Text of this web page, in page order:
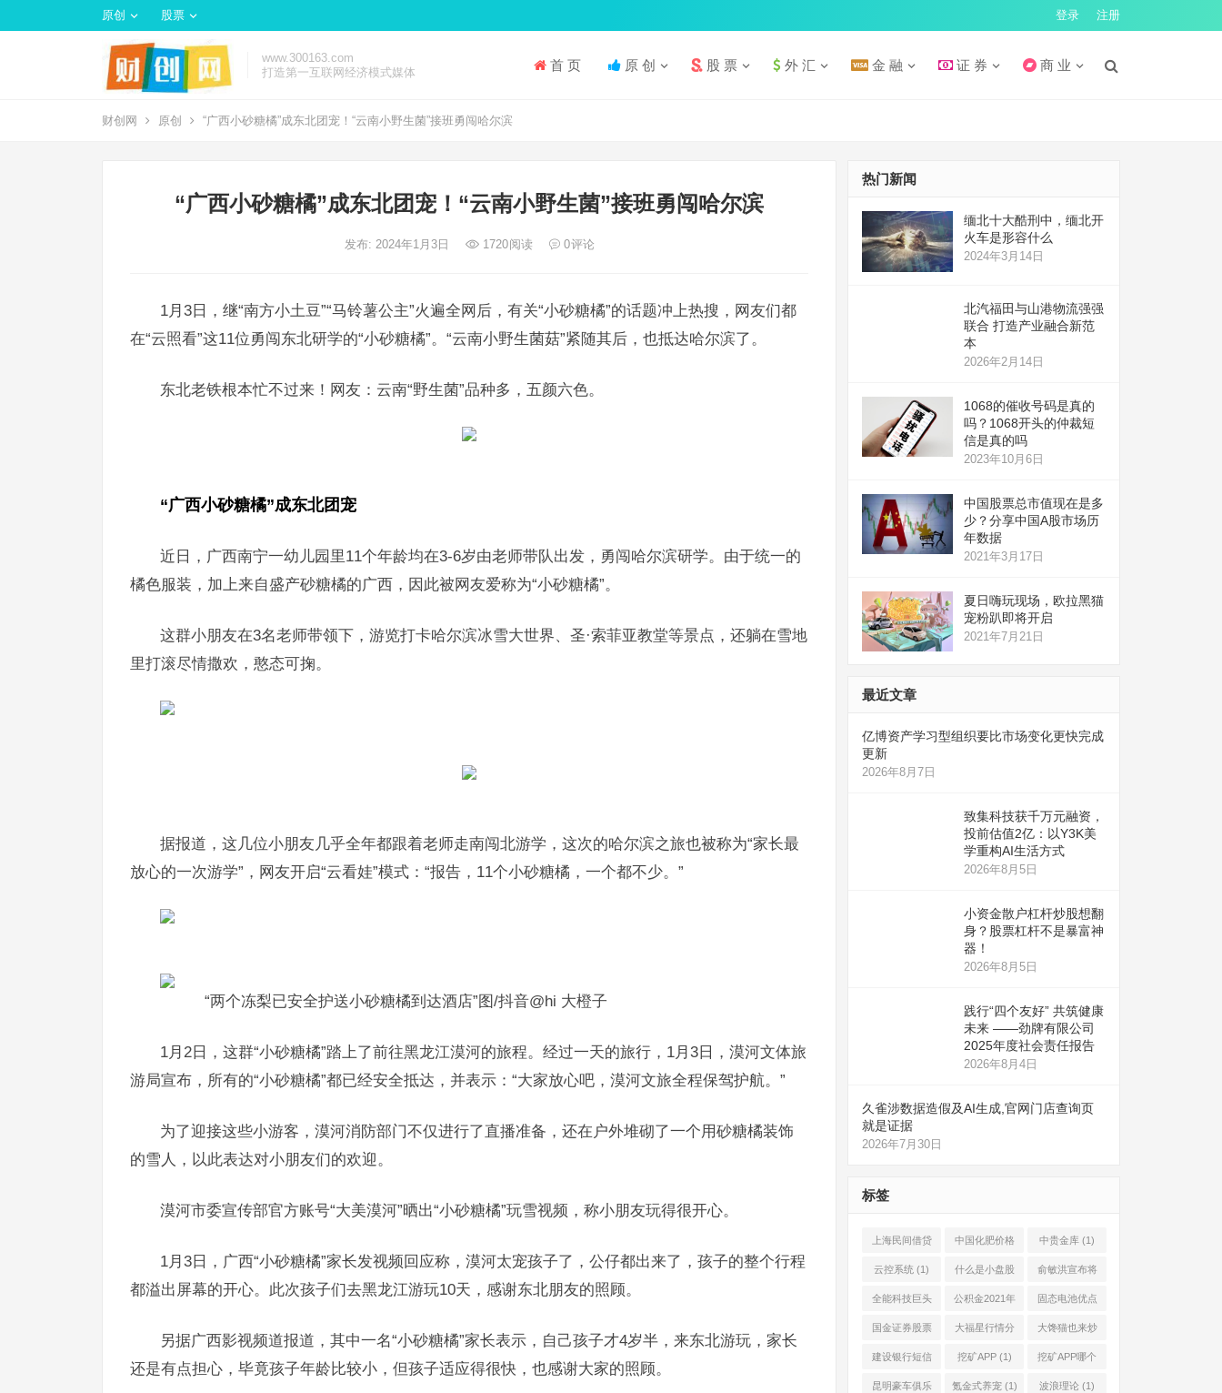
原创 股票 登录 注册
www.300163.com
打造第一互联网经济模式媒体
首 页 原 创 股 票 外 汇 金 融 证 券 商 业
财创网 原创 “广西小砂糖橘”成东北团宠！“云南小野生菌”接班勇闯哈尔滨
“广西小砂糖橘”成东北团宠！“云南小野生菌”接班勇闯哈尔滨
发布: 2024年1月3日 1720阅读 0评论
1月3日，继“南方小土豆”“马铃薯公主”火遍全网后，有关“小砂糖橘”的话题冲上热搜，网友们都
在“云照看”这11位勇闯东北研学的“小砂糖橘”。“云南小野生菌菇”紧随其后，也抵达哈尔滨了。
东北老铁根本忙不过来！网友：云南“野生菌”品种多，五颜六色。
“广西小砂糖橘”成东北团宠
近日，广西南宁一幼儿园里11个年龄均在3-6岁由老师带队出发，勇闯哈尔滨研学。由于统一的
橘色服装，加上来自盛产砂糖橘的广西，因此被网友爱称为“小砂糖橘”。
这群小朋友在3名老师带领下，游览打卡哈尔滨冰雪大世界、圣·索菲亚教堂等景点，还躺在雪地
里打滚尽情撒欢，憨态可掬。
据报道，这几位小朋友几乎全年都跟着老师走南闯北游学，这次的哈尔滨之旅也被称为“家长最
放心的一次游学”，网友开启“云看娃”模式：“报告，11个小砂糖橘，一个都不少。”
“两个冻梨已安全护送小砂糖橘到达酒店”图/抖音@hi 大橙子
1月2日，这群“小砂糖橘”踏上了前往黑龙江漠河的旅程。经过一天的旅行，1月3日，漠河文体旅
游局宣布，所有的“小砂糖橘”都已经安全抵达，并表示：“大家放心吧，漠河文旅全程保驾护航。”
为了迎接这些小游客，漠河消防部门不仅进行了直播准备，还在户外堆砌了一个用砂糖橘装饰
的雪人，以此表达对小朋友们的欢迎。
漠河市委宣传部官方账号“大美漠河”晒出“小砂糖橘”玩雪视频，称小朋友玩得很开心。
1月3日，广西“小砂糖橘”家长发视频回应称，漠河太宠孩子了，公仔都出来了，孩子的整个行程
都溢出屏幕的开心。此次孩子们去黑龙江游玩10天，感谢东北朋友的照顾。
另据广西影视频道报道，其中一名“小砂糖橘”家长表示，自己孩子才4岁半，来东北游玩，家长
还是有点担心，毕竟孩子年龄比较小，但孩子适应得很快，也感谢大家的照顾。
热门新闻
缅北十大酷刑中，缅北开
火车是形容什么
2024年3月14日
北汽福田与山港物流强强
联合 打造产业融合新范
本
2026年2月14日
1068的催收号码是真的
吗？1068开头的仲裁短
信是真的吗
2023年10月6日
中国股票总市值现在是多
少？分享中国A股市场历
年数据
2021年3月17日
夏日嗨玩现场，欧拉黑猫
宠粉趴即将开启
2021年7月21日
最近文章
亿博资产学习型组织要比市场变化更快完成
更新
2026年8月7日
致集科技获千万元融资，
投前估值2亿：以Y3K美
学重构AI生活方式
2026年8月5日
小资金散户杠杆炒股想翻
身？股票杠杆不是暴富神
器！
2026年8月5日
践行“四个友好” 共筑健康
未来 ——劲牌有限公司
2025年度社会责任报告
2026年8月4日
久雀涉数据造假及AI生成,官网门店查询页
就是证据
2026年7月30日
标签
上海民间借贷
公司(1)
中国化肥价格
网(1)
中贵金库 (1)
云控系统 (1) 什么是小盘股
(2)
俞敏洪宣布将
退休(1)
全能科技巨头
(1)
公积金2021年
起不允许提取
固态电池优点
(1)
国金证券股票
(2)
大福星行情分
析系统(1)
大馋猫也来炒
股票(1)
建设银行短信
服务费(1)
挖矿APP(1) 挖矿APP哪个
靠谱(1)
昆明豪车俱乐 氪金式养宠(1) 波浪理论 (1)